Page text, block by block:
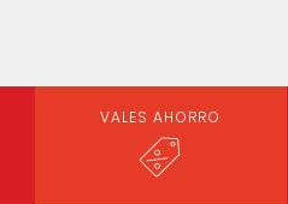
VALES AHORRO